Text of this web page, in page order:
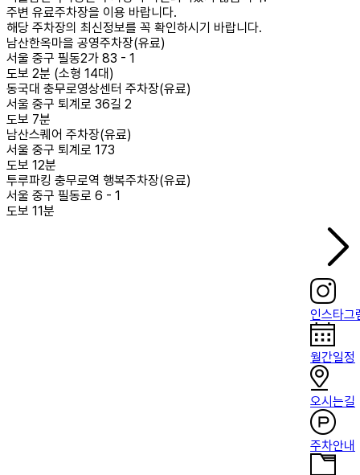
주변 유료주차장을 이용 바랍니다.
해당 주차장의 최신정보를 꼭 확인하시기 바랍니다.
남산한옥마을 공영주차장(유료)
서울 중구 필동2가 83 - 1
도보 2분 (소형 14대)
동국대 충무로영상센터 주차장(유료)
서울 중구 퇴계로 36길 2
도보 7분
남산스퀘어 주차장(유료)
서울 중구 퇴계로 173
도보 12분
투루파킹 충무로역 행복주차장(유료)
서울 중구 필동로 6 - 1
도보 11분
인스타그
월간일정
오시는길
주차안내